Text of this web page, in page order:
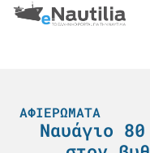
ΑΦΙΕΡΏΜΑΤΑ
Nαυάγιο